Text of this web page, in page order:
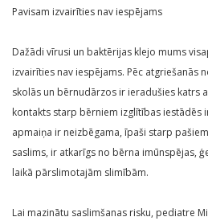
Pavisam izvairīties nav iespējams
Dažādi vīrusi un baktērijas klejo mums
izvairīties nav iespējams. Pēc atgriešanās
skolās un bērnudārzos ir ieradušies katrs
kontakts starp bērniem izglītības iestādēs
apmaiņa ir neizbēgama, īpaši starp
saslims, ir atkarīgs no bērna imūnspējas,
laikā pārslimotajām slimībām.
Lai mazinātu saslimšanas risku, pediatre